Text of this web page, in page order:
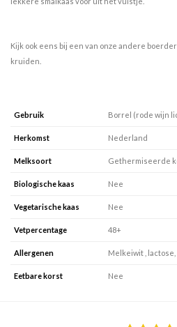
Kijk ook eens bij een van onze andere
kruiden.
Gebruik Borrel (rode wijn
Herkomst Nederland
Melksoort Gethermiseerde
Biologische kaas Nee
Vegetarische kaas Nee
Vetpercentage 48+
Allergenen Melkeiwit ,
Eetbare korst Nee